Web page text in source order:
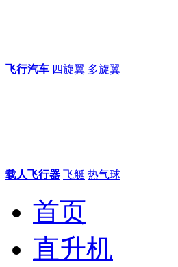
飞行汽车 四旋翼 多旋翼
载人飞行器 飞艇 热气球
首页
直升机